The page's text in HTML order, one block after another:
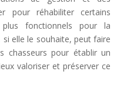
pour réhabiliter certains
fonctionnels pour la
elle le souhaite, peut faire
chasseurs pour établir un
valoriser et préserver ce